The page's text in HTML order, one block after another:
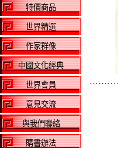
特價商品
世界精選
作家群像
中國文化經典
世界會員
意見交流
與我們聯絡
購書辦法